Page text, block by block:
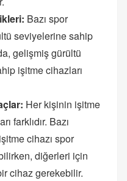
Bazı spor
seviyelerine sahip
gelişmiş gürültü
işitme cihazları
Her kişinin işitme
farklıdır. Bazı
cihazı spor
diğerleri için
cihaz gerekebilir.